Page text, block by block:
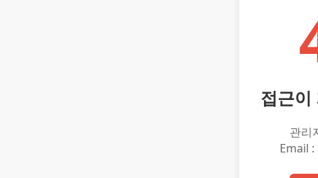
접근이
관리
Email